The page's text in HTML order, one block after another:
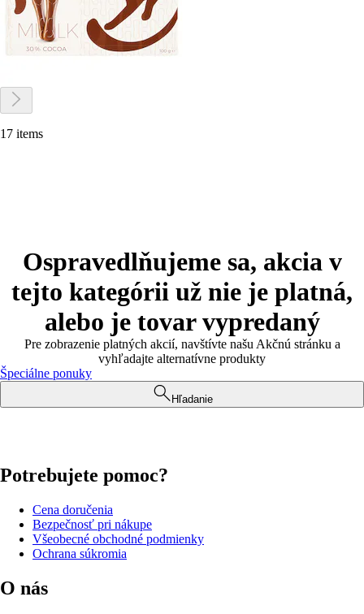
17 items
Ospravedlňujeme sa, akcia v
tejto kategórii už nie je platná,
alebo je tovar vypredaný
Pre zobrazenie platných akcií, navštívte našu Akčnú stránku a
vyhľadajte alternatívne produkty
Špeciálne ponuky
Hľadanie
Potrebujete pomoc?
Cena doručenia
Bezpečnosť pri nákupe
Všeobecné obchodné podmienky
Ochrana súkromia
O nás